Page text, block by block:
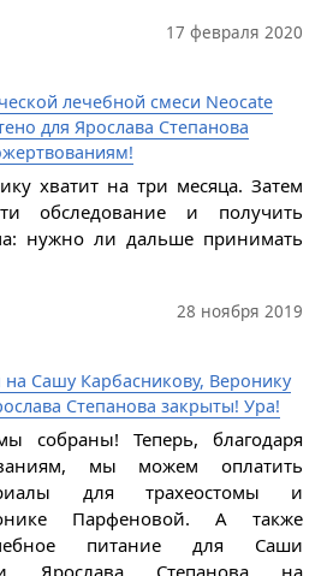
17 февраля 2020
лечебной смеси Neocate
для Ярослава Степанова
хватит на три месяца. Затем
обследование и получить
нужно ли дальше принимать
28 ноября 2019
Сашу Карбасникову, Веронику
Степанова закрыты! Ура!
собраны! Теперь, благодаря
мы можем оплатить
для трахеостомы и
Парфеновой. А также
питание для Саши
и Ярослава Степанова на